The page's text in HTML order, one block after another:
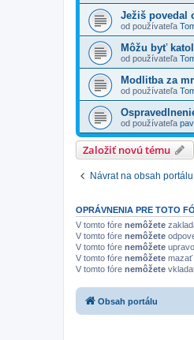
Ježiš povedal
od používateľa
Môžu byť
od používateľa
Modlitba za
od používateľa
od používateľa
Založiť novú tému
Návrat na obsah portálu
OPRÁVNENIA PRE TOTO
V tomto fóre nemôžete
V tomto fóre nemôžete
V tomto fóre nemôžete
V tomto fóre nemôžete
V tomto fóre nemôžete
Obsah portálu